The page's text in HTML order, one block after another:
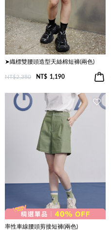
➤織標雙腰頭造型天絲棉短褲(兩色)
NT$2,380 NT$ 1,190
率性車線腰頭剪接短褲(兩色)